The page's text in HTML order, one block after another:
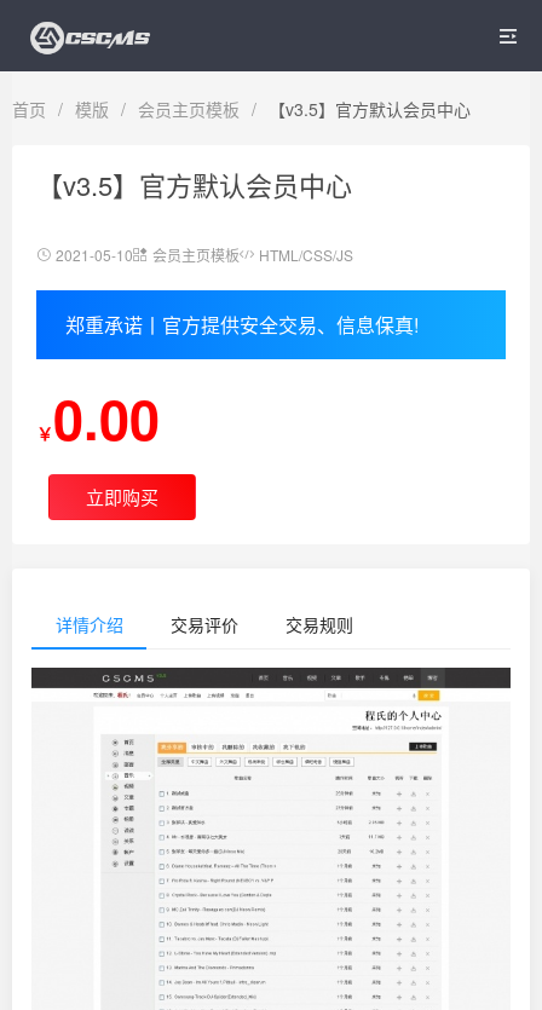

首页 / 模版 / 会员主页模板 / 【v3.5】官方默认会员中心
【v3.5】官方默认会员中心
2021-05-10 会员主页模板 HTML/CSS/JS
郑重承诺丨官方提供安全交易、信息保真!
￥0.00
立即购买
详情介绍 交易评价 交易规则